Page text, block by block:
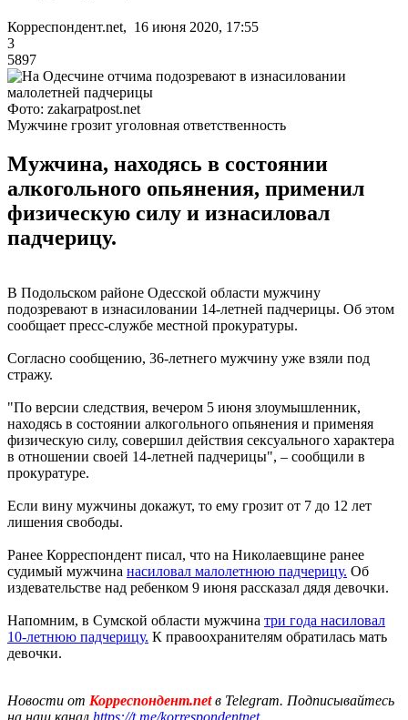
Корреспондент.net, 16 июня 2020, 17:55
3
5897
Фото: zakarpatpost.net
Мужчине грозит уголовная ответственность
Мужчина, находясь в состоянии
алкогольного опьянения, применил
физическую силу и изнасиловал
падчерицу.
В Подольском районе Одесской области мужчину
подозревают в изнасиловании 14-летней падчерицы. Об этом
сообщает пресс-службе местной прокуратуры.
Согласно сообщению, 36-летнего мужчину уже взяли под
стражу.
"По версии следствия, вечером 5 июня злоумышленник,
находясь в состоянии алкогольного опьянения и применяя
физическую силу, совершил действия сексуального характера
в отношении своей 14-летней падчерицы", – сообщили в
прокуратуре.
Если вину мужчины докажут, то ему грозит от 7 до 12 лет
лишения свободы.
Ранее Корреспондент писал, что на Николаевщине ранее
судимый мужчина насиловал малолетнюю падчерицу. Об
издевательстве над ребенком 9 июня рассказал дядя девочки.
Напомним, в Сумской области мужчина три года насиловал
10-летнюю падчерицу. К правоохранителям обратилась мать
девочки.
Новости от Корреспондент.netв Telegram. Подписывайтесь
на наш канал https://t.me/korrespondentnet